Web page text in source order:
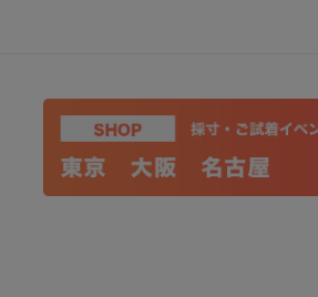
ステルを使用。上品な見た目ながら吸
ト機能も備える、頼れる一枚です。